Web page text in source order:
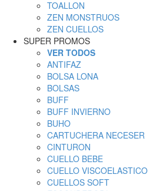
TOALLON
ZEN MONSTRUOS
ZEN CUELLOS
SUPER PROMOS
VER TODOS
ANTIFAZ
BOLSA LONA
BOLSAS
BUFF
BUFF INVIERNO
BUHO
CARTUCHERA NECESER
CINTURON
CUELLO BEBE
CUELLO VISCOELASTICO
CUELLOS SOFT